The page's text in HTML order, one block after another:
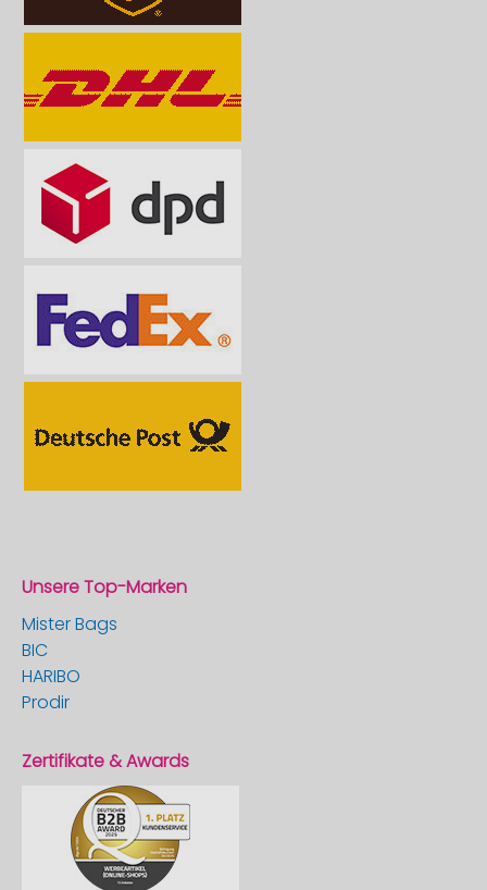
Unsere Top-Marken
Mister Bags
BIC
HARIBO
Prodir
Zertifikate & Awards